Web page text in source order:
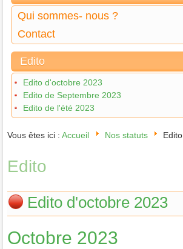
Qui sommes- nous ?
Contact
Edito
Edito d'octobre 2023
Edito de Septembre 2023
Edito de l'été 2023
Vous êtes ici :Accueil Nos statuts Edito
Edito
Edito d'octobre 2023
Octobre 2023